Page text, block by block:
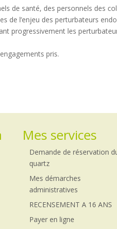
de santé, des personnels des
de l’enjeu des perturbateurs
progressivement les
pris.
Mes services
Demande de réservation
quartz
Mes démarches
administratives
RECENSEMENT A 16 ANS
Payer en ligne